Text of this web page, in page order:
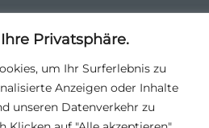
Privatsphäre.
um Ihr Surferlebnis zu
Anzeigen oder Inhalte
unseren Datenverkehr zu